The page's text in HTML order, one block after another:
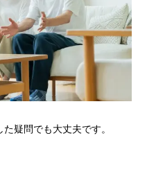
疑問でも大丈夫です。